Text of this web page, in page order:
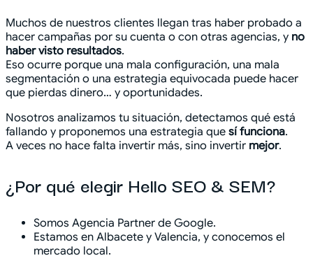
Muchos de nuestros clientes llegan tras haber probado a
hacer campañas por su cuenta o con otras agencias, y no
haber visto resultados.
Eso ocurre porque una mala configuración, una mala
segmentación o una estrategia equivocada puede hacer
que pierdas dinero… y oportunidades.
Nosotros analizamos tu situación, detectamos qué está
fallando y proponemos una estrategia que sí funciona.
A veces no hace falta invertir más, sino invertir mejor.
¿Por qué elegir Hello SEO & SEM?
Somos Agencia Partner de Google.
Estamos en Albacete y Valencia, y conocemos el
mercado local.